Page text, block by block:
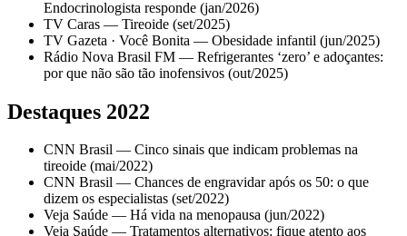
Endocrinologista responde (jan/2026)
TV Caras — Tireoide (set/2025)
TV Gazeta · Você Bonita — Obesidade infantil (jun/2025)
Rádio Nova Brasil FM — Refrigerantes ‘zero’ e adoçantes:
por que não são tão inofensivos (out/2025)
Destaques 2022
CNN Brasil — Cinco sinais que indicam problemas na
tireoide (mai/2022)
CNN Brasil — Chances de engravidar após os 50: o que
dizem os especialistas (set/2022)
Veja Saúde — Há vida na menopausa (jun/2022)
Veja Saúde — Tratamentos alternativos: fique atento aos